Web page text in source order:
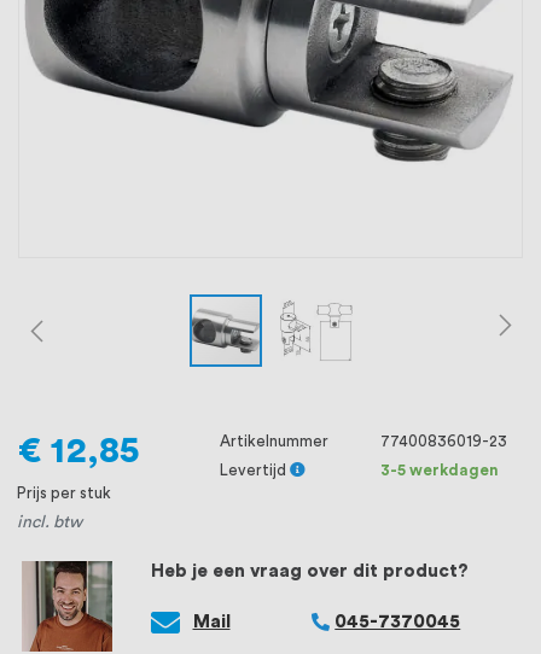
ons voorop, want we geloven dat een
goede relatie met onze klanten het
Heb je een vraag over dit product?
Mail 045-7370045
€ 12,85
Prijs per stuk
incl. btw
Artikelnummer
77400836019-23
Levertijd
3-5 werkdagen